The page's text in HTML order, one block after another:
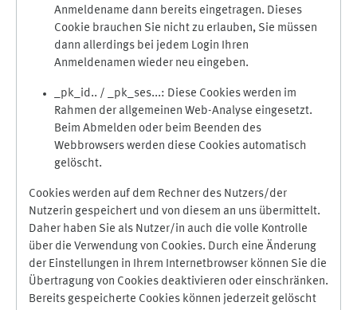
Anmeldename dann bereits eingetragen. Dieses
Cookie brauchen Sie nicht zu erlauben, Sie müssen
dann allerdings bei jedem Login Ihren
Anmeldenamen wieder neu eingeben.
_pk_id.. / _pk_ses...: Diese Cookies werden im
Rahmen der allgemeinen Web-Analyse eingesetzt.
Beim Abmelden oder beim Beenden des
Webbrowsers werden diese Cookies automatisch
gelöscht.
Cookies werden auf dem Rechner des Nutzers/der
Nutzerin gespeichert und von diesem an uns übermittelt.
Daher haben Sie als Nutzer/in auch die volle Kontrolle
über die Verwendung von Cookies. Durch eine Änderung
der Einstellungen in Ihrem Internetbrowser können Sie die
Übertragung von Cookies deaktivieren oder einschränken.
Bereits gespeicherte Cookies können jederzeit gelöscht